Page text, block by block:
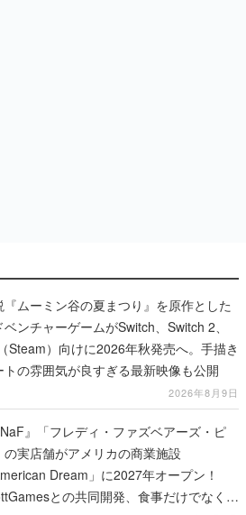
『ムーミン谷の夏まつり』を原作とした
ベンチャーゲームがSwitch、Switch 2、
Steam）向けに2026年秋発売へ。手描き
トの雰囲気が良すぎる最新映像も公開
2026年8月9日
』「フレディ・ファズベアーズ・ピ
の実店舗がアメリカの商業施設
Dream」に2027年オープン！
との共同開発、食事だけでなくス